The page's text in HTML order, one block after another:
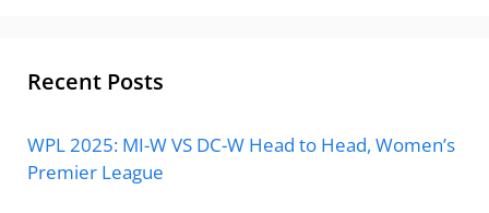
Recent Posts
WPL 2025: MI-W VS DC-W Head to Head, Women’s
Premier League